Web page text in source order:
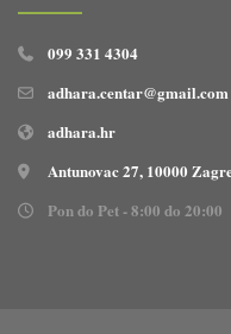
099 331 4304
adhara.centar@gmail.com
adhara.hr
Antunovac 27, 10000
Pon do Pet - 8:00 do 20:00